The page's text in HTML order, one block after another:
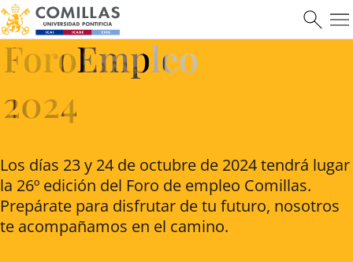
Máster en Ciberseguridad
Saber más
ForoEmpleo
2024
Los días 23 y 24 de octubre de 2024 tendrá lugar
la 26º edición del Foro de empleo Comillas.
Prepárate para disfrutar de tu futuro, nosotros
te acompañamos en el camino.